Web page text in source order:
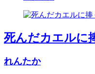
死んだカエルに
れんたか